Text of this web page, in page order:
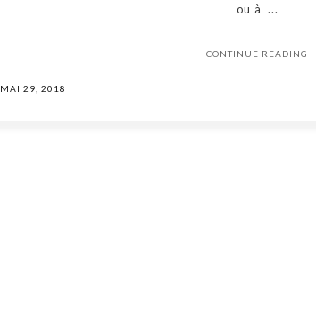
ou à ...
CONTINUE READING
MAI 29, 2018